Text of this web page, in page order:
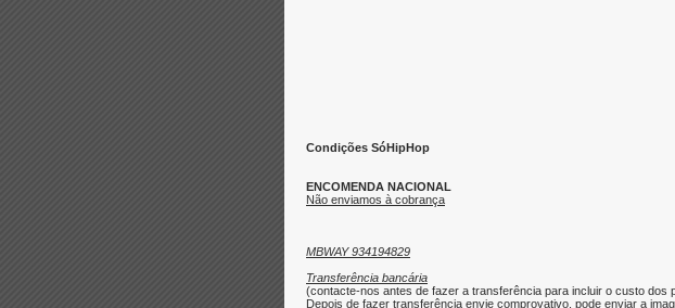
Condições SóHipHop
ENCOMENDA NACIONAL
Não enviamos à cobrança
MBWAY 934194829
Transferência bancária
(contacte-nos antes de fazer a transferência para incluir o custo dos
Depois de fazer transferência envie comprovativo, pode enviar a